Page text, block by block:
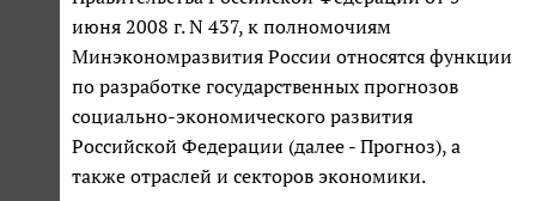
июня 2008 г. N 437, к полномочиям
Минэкономразвития России относятся функции
по разработке государственных прогнозов
социально-экономического развития
Российской Федерации (далее - Прогноз), а
также отраслей и секторов экономики.